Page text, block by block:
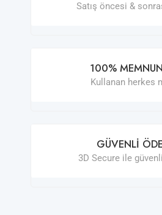
Satış öncesi &
100%
Kullanan herkes
GÜVENLI
3D Secure ile